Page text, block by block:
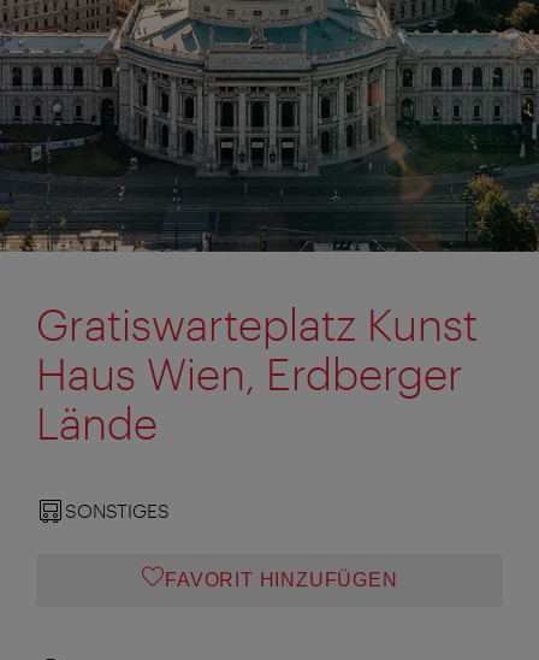
Gratiswarteplatz Kunst
Haus Wien, Erdberger
Lände
SONSTIGES
FAVORIT HINZUFÜGEN